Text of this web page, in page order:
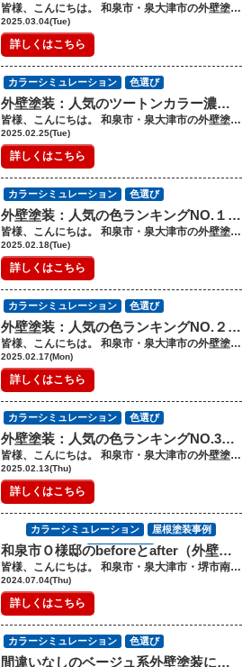
皆様、こんにちは。 和泉市・泉大津市の外壁塗装・屋根塗装工事のロードリバースです(^^♪ 今回は、人気のツートンカラー ホワイトとダークグレーの組み合わせについてです。 このツートンカラーは、長く非常に人気が高く、 個性的でスタイリッシュな外観を作り出すことができるため 多くの注文住宅や塗装を検討している方々に選ばれています。 なぜホワイトとダークグレーの組み合わせが選ばれているのか、 そしてホワイトとダークグレーを組み合わせた 外壁塗装のメリット・デメリットについて詳しくご紹介します。 ホワイトとダークグレーのツートンカラーが自宅にどのような影響を与えるのか、 色選びのポイントが分かり、実際に塗装を検討している方は 参考にしてみてください。 外壁塗装のホワイトとダークグレーのツートンカラーについて ～なぜ選ばれるのか～ ホワイトとダークグレーのツートンカラーの流行について 近年、外壁塗装のデザインにおいてツートンカラーが注目されています。 その中でも、ホワイトとダークグレーの組み合わせは、 特に人気を集めているカラーリングの一つです。 このツートンカラーは、シンプルでありながら洗練された印象を与えるため、 多くの現代的な住宅に適しています。 ホワイトは清潔感と明るさを、ダークグレーは落ち着きと高級感を演出するため、 この2色の相性が非常に良いとされています。 さらに、ホワイトとダークグレーのツートンカラーは、 周囲の自然環境や都市の景観にも調和しやすいです。 そのため、都市部でも郊外でも幅広く選ばれているデザインです。 ホワイトとダークグレーのツートンカラーが選ばれる理由 ホワイトとダークグレーのツートンカラーが選ばれる理由は、 単に色の組み合わせの美しさだけではありません。 実際に多くの方がこのデザインを選んでいる背景には、いくつかの利点があります。 視覚的なアクセント ホワイトとダークグレーのコントラストが強いことで、 外観に強いアクセントを与えることができます。 家の外観を引き締め、デザイン性を高めることが可能です。 耐久性と機能性 ダークグレーは、苔や藻、排気ガスなどの汚れが目立ちにくい特徴があり、 ホワイトとの組み合わせによって、見た目の美しさだけでなく、 耐久性もアップします。 現代的なスタイル モダンで洗練された印象を与えるため、 新築やリフォームにおいて非常に人気の高い選択肢です。 特にシンプルでモダンなデザインを求める家庭に支持されています。 外壁塗装ホワイトとダークグレーのツートンカラーの ～メリットとデメリット～ メリット スタイリッシュでモダンな外観 ホワイトとダークグレーのツートンカラーは、 家全体をシャープでクールな印象に仕上げます。 特に、シンプルで洗練されたデザインが好まれる現代の住宅にはぴったりです。 汚れが目立ちにくい ダークグレーは、汚れや傷が目立ちにくい特徴があり、 特に外壁の下部に使用することで、長期間清潔感を保ちやすくなります。 個性を引き出す ホワイトとダークグレーをうまく組み合わせることで、 他の家とは一味違ったオリジナリティを出すことができます。 周囲と差別化を図るために有効です。 デメリット 汚れやすい場合もある 特に湿気の多い地域や埃が多い場所では、 ホワイト部分が苔や藻などで汚れやすくなる可能性があります。 そのため、汚れやすい場所には、ダークグレーを配置しましょう。 色の選定による好みの違い 一部の方々には、ダークグレーの暗いトーンが重たく感じられることもあります。 特に日照が少ない地域では、家全体が暗く見える場合があるため、注意が必要です。 その場合は、なるべく白を多く使用し、ダークグレーをポイントカラーとして 使用しましょう。 外壁塗装のホワイトとダークグレーのツートンカラー の気をつける点 色のトーンバランスを考慮 ホワイトとダークグレーを使用する際は、両者のバランスが非常に重要です。 ダークグレーを多く使いすぎると、重厚感が出すぎてしまうため、 ホワイト部分をうまく配置することで明るさと軽さを保つことが大切です。 周囲の景観に配慮 ツートンカラーの外壁が周囲の家との調和を取るために、 近隣の住宅のデザインや街並みに合った配色を選ぶようにしましょう。 過度に目立ちすぎる色使いは、地域の景観に影響を与える可能性があります。 定期的なメンテナンスが必要 ホワイトは、苔や藻が汚れが目立ちやすく ダークグレーは、砂埃や黄砂などの汚れが目立ちます。 そのため、外壁塗装のメンテナンスを定期的に行う必要があります。 塗装が色褪せたり汚れたりしないように、 数年ごとに手入れをすることをお勧めします。 ホワイトとダークグレーのツートンカラーのおすすめの家 ホワイトとダークグレーのツートンカラーは、 シンプルでありながら洗練された印象を与えるため、様々なタイプの家に適しています。 具体的にどのような家におすすめなのかをいくつかの例でご紹介します。 モダンでスタイリッシュな家 ホワイトとダークグレーのツートンカラーは、シンプルでありながら、 都会的で現代的なデザインにぴったりです。 特に、直線的でシャープなデザインの家に最適です。 大きな窓を多く取り入れた家や、平屋の住宅、スッキリとした外観の家に施すことで、 シンプルながらも洗練された印象になります。 おすすめの特徴 シンプルな外観 モダンなデザイン 大きな窓やフラットな屋根が特徴的 シンプルで落ち着いた家 ホワイトとダークグレーのツートンカラーは、シンプルでありながらも落ち着きがあり 静かな印象を与えます。 特に、シンプルでミニマルなデザインを求めている方におすすめです。 ダークグレーを下部に配置することで、重厚感を持ちながらも、 上部のホワイトが明るさを引き立てます。 この配色は、忙しない印象を与えず、穏やかで安定感のある家づくりにぴったりです。 おすすめの特徴 シンプルで控えめなデザイン 落ち着いた雰囲気 空間に余裕を持たせるデザイン 自然素材との調和を大切にした家 外壁のホワイトとダークグレーのツートンカラーは、 木材や石材などの自然素材との相性も非常に良いです。 例えば、ウッドデッキや木製のアクセントが施された外観と合わせると、 モダンでありながら温かみのある印象に仕上がります。 ダークグレーは石材やレンガといった自然素材と調和し、 全体的にバランスの取れた外観を作り出します。 おすすめの特徴 自然素材（木材・石材）を多く使ったデザイン 温かみを感じさせる外観 ナチュラルなエレガントさを求める家 インダストリアルデザインの家 インダストリアルデザインにおいても、 ホワイトとダークグレーのツートンカラーは非常に適しています。 ダークグレーが金属やコンクリートのような素材感と調和し、 ホワイトが空間を広く明るく感じさせます。 インダストリアルスタイルの家では、 工業的な要素とこのツートンカラーを組み合わせることで、 モダンで力強い印象を与えることができます。 おすすめの特徴 金属やコンクリートなどの素材を使ったデザイン 強い印象を持ちながらも洗練された外観 都市的なライフスタイルにマッチするデザイン 5. 高級感を求める家 ダークグレーは落ち着きがあり、高級感を感じさせる色です。 ホワイトと組み合わせることで、より洗練された印象を与えるため、 セレブ感や上品さを演出したい家にぴったりです。 特に、豪邸や広めの家にこの配色を採用すると、 外観全体が非常に高級感のあるものになります。 おすすめの特徴 高級感を演出したい 落ち着きのあるシックな印象 広い敷地や大きな家にぴったり まとめ ホワイトとダークグレーのツートンカラーは、どんな家にも合わせやすい魅力的な配色ですが、 特にモダン、シンプル、自然素材を取り入れたデザイン、 そしてインダストリアルスタイルや高級感を求める住宅におすすめです。 色のバランスや使用する素材に工夫を加えることで、 より個性豊かな外観を作り上げることができます。 まとめ ホワイトとダークグレーのツートンカラーは、 スタイリッシュで現代的な外観を実現し、多くの住宅にぴったりな選択肢です。 しかし、色選びや配置に工夫が必要なため、慎重にデザインを決定することが重要です。 また、定期的なメンテナンスを行うことで、長く美しい状態を保つことができます。 屋根塗装・外壁塗装では、少し聞きなれない用語が出てきたり、難しい用語に 不安になることがあるかもしれませんが、 ロードリバースでは、 お客様にわかりやすく写真などを使いお伝えしております。 わからないこと、不安に思うこと、質問など お気軽にお問合せ、ご相談ください。 ご相談や見積依頼、ご不明点をお聞きしたい方はお気軽にお電話ください。 ショールーム電話番号：0120-46-1470 ------------------------------------------------------------------------------ ショールームへの来店が難しいお客様には、 メールや電話、FAXなどで、対応しておりますので、 お気軽にその旨をお伝えください。 ★ロードリバースでは和泉市に外壁塗装・屋根塗装に関して気軽に相談ができる 《ショールーム》を完備しております★ ショールームはコチラをクリック！ ★HPでは外壁塗装・屋根塗装の豊富な施工事例を紹介しています★ 施工事例はコチラをクリック！ ★「無料」で外壁・屋根診断・見積作成をさせて頂きます！★ 屋根・外壁診断はコチラをクリック！ ★「無料」ご相談・診断～見積作成をさせて頂きます！★ お問い合わせはコチラをクリック！
2025.03.04(Tue)
詳しくはこちら
外壁塗装：人気のツートンカラー濃い色と濃い色
皆様、こんにちは。 和泉市・泉大津市の外壁塗装・屋根塗装工事のロードリバースです(^^♪ 今回は、人気のツートンカラー濃い色と濃い色の組み合わせについてです。 近年、濃い色への塗替えが増え、また新築物件でも多く見られています。 また、ワンカラーだけなく濃い色の組み合わせが多くなっています。 外壁塗装を検討されている方の中で、「濃い色と濃い色のツートンカラー」という 選択肢を考えたことがある方もいらっしゃるのではないでしょうか？ なぜ濃い色と濃い色のツートンカラーが人気を集めているのか、 そのメリットやデメリット、注意すべき点についてご紹介します。 外壁塗装の濃い色と濃い色のツートンカラーについて～なぜ選ばれるのか～ 濃い色と濃い色の流行について 近年、外壁塗装において濃い色やダークカラーの使用が増えてきています。 特に、濃い色を2色組み合わせたツートンカラーが人気を集めています。 その理由としては、まず外観の美しさが挙げられます。 濃い色同士のツートンカラーは、家のシンプルで洗練された印象を与えることができます。 さらに、濃い色は深みや立体感を演出し、モダンで落ち着いた雰囲気に仕上がるため、 デザイン性が重視される現代の住宅にぴったりです。 また、濃い色は、排気ガスの汚れや苔や藻が目立ちにくく、 長期間美しい外観を保ちやすいという実用面でも注目されています。 特に都市部や道路に面した住宅では、汚れが付きにくいという点が大きな魅力です。 濃い色と濃い色のツートンカラーが選ばれる理由 濃い色と濃い色を組み合わせたツートンカラーが選ばれる理由には、 いくつかのポイントがあります。 まず第一に、ツートンカラーは視覚的なアクセントを与えることができ、 家の外観を一層印象的にするためです。 例えば、ダークグレーとブラック、またはネイビーとチャコールグレーなど、 互いに異なる濃度の色を組み合わせることで、立体感や深みが増します。 さらに、濃い色は高級感や落ち着きを与えるため、 どっしりとした重厚感を出したいという方にも最適です。 また、濃い色の組み合わせは外壁が広く感じられるため、大きな家や広い敷地に適しています。 外壁塗装濃い色と濃い色のツートンカラーの～メリットとデメリット～ メリット 高級感のある外観 濃い色同士のツートンカラーは、非常に高級感を感じさせます。 落ち着きのある色合いが、家全体をシックで洗練された印象に仕上げます。 特に、モダンでスタイリッシュな家に最適です。 汚れに強い 濃い色は、明るい色に比べて汚れが目立ちにくいため、 メンテナンスの手間が減るというメリットがあります。 特に都会や車通りの多い地域に住んでいる方にはぴったりです。 個性的で目を引く外観 ツートンカラーは単一の色よりも目を引き、家の外観に個性を持たせることができます。 デザインにこだわりたい方にとって、ツートンカラーは理想的な選択です。 デメリット 色の選定が難しい 濃い色と濃い色を組み合わせる際、色のバランスを取るのが難しい場合があります。 色のトーンや濃さが似すぎてしまうと、 全体的に暗くなりすぎて圧迫感を与えることがあります。 汚れや傷が目立ちやすい 濃い色は、排気ガスや苔・藻などの汚れが目立ちにくい反面、 砂埃や黄砂などの汚れが目立ちます。 傷やひび割れは逆に目立ちやすくなる場合があります。 特に塗装面に傷が入ると、その部分が目立ってしまうため、 傷を修復する際には注意が必要です。 色あせの問題 長期間太陽に晒されると、色あせが生じることがあります。 特に東側や南側に面した外壁では、日焼けによる色褪せが見られることがあるため、 定期的なメンテナンスが必要です。 色あせが生じると白ぽい外壁よりも目立ちます。 外壁塗装の濃い色と濃い色のツートンカラーの気をつける点 色の組み合わせを慎重に選ぶ 濃い色同士を組み合わせる場合、色のトーンやバランスを考慮することが大切です。 適切な色の組み合わせでないと、 家全体が重く見えてしまう可能性があるため、 カラーシミュレーションで見ながら慎重に選びましょう。 周囲の環境に調和させる 外壁の色選びは、家自体のデザインや周囲の環境との調和も大切です。 町並みの中で浮かないように、地域の特色を考えた色選びを心掛けましょう。 定期的なメンテナンスが必要 濃い色は、色のついた汚れに強い反面、色あせや傷が目立つことがあります。 定期的にメンテナンスを行い、傷や色あせを防ぐための塗装を実施することが大切です。 濃い色と濃い色のツートンカラーがおすすめの家 外壁塗装で、濃い色と濃い色のツートンカラーが合う家には、 いくつかの特徴があります。 モダンでシンプルなデザインの家 濃い色同士を使ったツートンカラーは、シンプルで洗練されたデザインの家にぴったりです。 モダンな建築様式の家では、余計な装飾が少なく、 外壁のカラーが重要な役割を果たします。 例えば、シンプルな直線を多用したデザインや、すっきりとした外観の家には、 濃い色と濃い色を組み合わせることで、よりスタイリッシュで高級感を演出できます。 広い敷地や大きな家 ツートンカラーの濃い色は、広い外壁に対して存在感を出すのに最適です。 特に、敷地が広く、家の外壁面積が大きい場合、 濃い色同士を組み合わせることで家全体が重厚感を持ち、 バランスが取れた印象を与えることができます。 逆に、狭い敷地や小さな家では、 濃い色が圧迫感を与えてしまうことがあるため、注意が必要です。 高級感や重厚感を求める家 濃い色を2色組み合わせることで、家の外観に高級感や重厚感を持たせることができます。 特に、大きな窓や立派な玄関、モダンな外観を求める方には、 ツートンカラーの濃い色が理想的です。 ブラック、チャコールグレー、ダークブルーなどのダークトーンを使うと、 洗練された印象が強調され、特別な雰囲気を作り出せます。 周囲の景観と調和させたい家 濃い色のツートンカラーは、周囲の環境や景観に調和しやすい特徴があります。 例えば、自然に囲まれた場所に建つ家や、 周囲に高い建物が少ない住宅地では、 濃い色を使うことで家が自然と調和し、引き立ちます。 逆に、周囲に明るい色が多い場所では、 濃い色が目立ちすぎて浮いてしまうこともあるため、 周辺環境と合わせた色選びが重要です。 個性的なデザインを求める家 外観に個性を出したいと考える方にも、濃い色と濃い色のツートンカラーは最適です。 例えば、家の一部にアクセントとしてダークグレーを使用し、 他の部分にブラックを使うといったように、 複数の濃い色を組み合わせることでユニークで印象的な外観に仕上がります。 まとめ 外壁塗装における濃い色と濃い色のツートンカラーは、シックで洗練された印象を与え、 高級感を演出する非常に魅力的な選択肢です。 汚れに強く、耐久性が高い点でも実用的ですが、 色の組み合わせやメンテナンスには注意が必要です。 濃い色を選ばれる場合は、デメリットに配慮した塗料を選ぶようにしましょう。 屋根塗装・外壁塗装では、少し聞きなれない用語が出てきたり、難しい用語に 不安になることがあるかもしれませんが、 ロードリバースでは、 お客様にわかりやすく写真などを使いお伝えしております。 わからないこと、不安に思うこと、質問など お気軽にお問合せ、ご相談ください。 ご相談や見積依頼、ご不明点をお聞きしたい方はお気軽にお電話ください。 ショールーム電話番号：0120-46-1470 ------------------------------------------------------------------------------ ショールームへの来店が難しいお客様には、 メールや電話、FAXなどで、対応しておりますので、 お気軽にその旨をお伝えください。 ★ロードリバースでは和泉市に外壁塗装・屋根塗装に関して気軽に相談ができる 《ショールーム》を完備しております★ ショールームはコチラをクリック！ ★HPでは外壁塗装・屋根塗装の豊富な施工事例を紹介しています★ 施工事例はコチラをクリック！ ★「無料」で外壁・屋根診断・見積作成をさせて頂きます！★ 屋根・外壁診断はコチラをクリック！ ★「無料」ご相談・診断～見積作成をさせて頂きます！★ お問い合わせはコチラをクリック！
2025.02.25(Tue)
詳しくはこちら
カラーシミュレーション 色選び
外壁塗装：人気の色ランキングNO.１アイボリー（ロードリバース集計）
皆様、こんにちは。 和泉市・泉大津市の外壁塗装・屋根塗装工事のロードリバースです(^^♪ 今回は、昨年２０２４年度一年間の 人気の色ランキングNO.１アイボリーについてです。 2024年度、ロードリバースで施工しました物件を集計し、 色のランキングを出してみました。 今回は、ベスト１のアイボリーです。 （ブログでベスト２。３も書いておりますので ご興味のある方は、ぜひ、お読みください。） 集計を取ってみると、一昨年２０２３年は、３位 ２０２４年は１位となりました。 アイボリーは、明るい場所で見ると、白に見えますが 温かさ、優しさを感じる色で、安心感がありますね。 外壁塗装における「アイボリー」は、流行に左右されない人気のある色のひとつです。 なぜアイボリーが選ばれるのでしょうか？ アイボリーとホワイトの違いについて アイボリーとホワイトは、見た目が非常に似ているため、 選ぶ際に悩んでしまうことがあります。 しかし、この二つには大きな違いがあります。 アイボリーは、ホワイトにほんのりと暖かみのある黄色やベージュを加えた色です。 これに対し、ホワイトは真っ白でクリーンな印象を与えます。 アイボリーの温かみのあるトーンは、周囲の環境と調和しやすく、 特に自然素材や木材を多く使用した外観に合うため、落ち着いた印象を与えます。 アイボリーが選ばれた理由は？ アイボリーが外壁塗装で人気を集める理由は、まずその「汎用性」と「上品さ」にあります。 アイボリーは、どんな外装にも調和しやすく、家全体に優しさを感じさせる色です。 例えば、洋風なデザインの家や、モダンな外観の家にも適しています。 また、白よりも汚れが目立ちにくいため、メンテナンスが楽という点も人気の理由です。 さらに、アイボリーは明るく清潔感があり、 家全体に開放的で温かみのある雰囲気を作り出すため、 住む人にとって居心地の良さを感じさせます。 優れた調和性 アイボリーは、他の色と非常に相性が良い色です。 外壁だけでなく、屋根、ドア、窓枠などの部分とも自然に調和します。 木材やレンガ、石などの素材とも相性が良く、 ナチュラルで温かみのある印象を与えます。 また、周りの風景や近隣の住宅とも調和しやすく、どんな環境にも溶け込むため、 色選びで失敗することが少ないです。 汚れに強い 白色に近いホワイト系統の色は汚れが目立ちやすいですが、 アイボリーはその優しいトーンが特徴的で、多少の汚れが目立ちにくいという利点があります。 特に、都市部や交通量の多いエリアでは、ホワイト系の外壁塗装が汚れやすく、 頻繁なメンテナンスが必要となることがありますが、アイボリーはそれを軽減するため、 手間を減らすことができます。 洗練された上品な印象 アイボリーは、白よりも少し落ち着きのある色で、 派手さを抑えながらもエレガントさを引き立てます。 シンプルでありながら高級感や上品さを感じさせるため、 特に戸建て住宅や高級感を求める住宅に適しています。 アイボリーはモダンなデザインにも合いますし、 クラシックなデザインにも馴染みやすいので、長い目で見ても飽きが来ません。 温かみと清潔感のバランス アイボリーはホワイトよりもほんのりと温かみを感じさせる色合いですが、 それでも清潔感は失いません。 このバランスの取れた色味が、住む人にとって心地よい居住空間を作り出し、 家全体に落ち着いた雰囲気をもたらします。 多様なデザインに対応可能 アイボリーは、どんなデザインスタイルにも適応できる柔軟性を持っています。 例えば、和風や洋風、シンプルなモダンデザイン、 クラシックなヴィンテージ風の家など、 どんなタイプの家にも違和感なく溶け込むことができます。 また、他の色（アクセントカラー）との組み合わせもしやすいため、 家の外観に個性を出しつつも落ち着きがあり、 周囲に馴染むデザインを作り出すことができます。 地域性に合った色 日本では、アイボリーが多くの地域に適していると考えられています。 特に自然の多い場所や、和風のデザインが主流なエリアでは、 アイボリーの色調が地域の風景に溶け込むため、選ばれやすい色です。 アイボリーは、自然光や緑の景観とも調和し、周囲との一体感を高める効果があります。 外壁のアイボリー～メリットとデメリット～ メリット 美しい調和を生む アイボリーは、木材やレンガなど自然素材との相性が良く、 特に日本の住宅にはぴったりの色です。 ほかの色と合わせてもケンカすることなく、柔らかい印象を与えてくれます。 汚れに強い 白い外壁は汚れが目立ちやすいですが、アイボリーは白よりもやや落ち着いた色調なので、 多少の汚れは目立ちにくいです。 特に湿気が多い地域では、長期間綺麗な外観を保ちやすくなります。 温かみのある雰囲気 アイボリーは温かみがあり、家に帰るたびにホッとするような安心感を与えます。 周囲の自然や街並みにも溶け込みやすく、 シンプルでありながらエレガントさを演出できます。 デメリット 色がやや暗く感じることがある アイボリーはホワイトに比べて少し色味が強いため、 特に日差しが強い地域ではやや暗く感じる場合があります。 家の外観を明るく保ちたい場合は、ホワイトの方が適しているかもしれません。 施工後に色が変わる可能性がある アイボリーの塗装は、時間が経つにつれて変色しやすい可能性があります。 特に紫外線や湿気の影響を受けるため、色あせが早く進むことがあります。 長期的なメンテナンスが必要になる点も注意が必要です。 （紫外線に強い塗料を選ぶことで、色あせを止めることができます） 外壁塗装のアイボリーの気をつける点 アイボリーを外壁塗装に選ぶ際には、いくつか気をつけるべき点があります。 近隣環境との調和 アイボリーは非常に柔らかな色なので、周囲の建物や自然との調和を考慮することが大切です。 特に地域の景観や隣家とのバランスを意識して色選びを行うと良いでしょう。 メンテナンスの必要性 アイボリーはホワイトよりは汚れが目立ちにくいとはいえ、 完全に汚れを防ぐことはできません。 外壁塗装後も、定期的な清掃や塗装の塗り直しが必要になります。 汚れが目立たないとはいえ、長期間美しい外観を保つためには、 メンテナンスを怠らないようにしましょう。 まとめ アイボリーは、外壁塗装として非常に魅力的な色です。 温かみのあるトーンで、自然素材とも調和しやすく、汚れに強く、居心地の良い印象を与えます。 しかし、色が寂しく感じることがあったり、 長期間のメンテナンスが必要になる点も考慮する必要があります お色選びは、カラーシミュレーションでしっかりと選んでいただく時間がありますので 安心してお任せください。 屋根塗装・外壁塗装では、少し聞きなれない用語が出てきたり、難しい用語に 不安になることがあるかもしれませんが、 ロードリバースでは、 お客様にわかりやすく写真などを使いお伝えしております。 わからないこと、不安に思うこと、質問など お気軽にお問合せ、ご相談ください。 ご相談や見積依頼、ご不明点をお聞きしたい方はお気軽にお電話ください。 ショールーム電話番号：0120-46-1470 ------------------------------------------------------------------------------ ショールームへの来店が難しいお客様には、 メールや電話、FAXなどで、対応しておりますので、 お気軽にその旨をお伝えください。 ★ロードリバースでは和泉市に外壁塗装・屋根塗装に関して気軽に相談ができる 《ショールーム》を完備しております★ ショールームはコチラをクリック！ ★HPでは外壁塗装・屋根塗装の豊富な施工事例を紹介しています★ 施工事例はコチラをクリック！ ★「無料」で外壁・屋根診断・見積作成をさせて頂きます！★ 屋根・外壁診断はコチラをクリック！ ★「無料」ご相談・診断～見積作成をさせて頂きます！★ お問い合わせはコチラをクリック！
2025.02.18(Tue)
詳しくはこちら
カラーシミュレーション 色選び
外壁塗装：人気の色ランキングNO.２ダークグレー（ロードリバース集計）【和泉市・泉大津市】
皆様、こんにちは。 和泉市・泉大津市の外壁塗装・屋根塗装工事のロードリバースです(^^♪ 今回は、昨年２０２４年度一年間の 人気の色ランキングNo.２ダークグレーについてです。 2024年度、ロードリバースで施工しました物件を集計し、 色のランキングを出してみました。 今回は、ベスト２のダークグレーです。 （ブログでベスト１と書く予定でおりますので、 ご興味のある方は、お待ちください。ベスト３のベージュは⇒★） 集計を取ってみると、一昨年２０２３年も２位 ２０２４年も2位となりました。 近年、特に注目されているのが「ダークグレー」です。 ダークグレーは、高級感がありながらもシンプルでモダンな印象を与えるため、 多くの住宅で人気を集めています。 選ばれる理由やそのメリット、デメリット、さらに注意点まで詳しく解説していきます。 外壁塗装における「ダークグレー」は、最近非常に人気のある色のひとつです。 なぜダークグレーが選ばれるのでしょうか？ ダークグレーの種類について ダークグレーは一口に言っても、さまざまなトーンや色味があります。 クールダークグレー 青みがかかったダークグレー。 冷たい印象を与え、モダンで都会的な雰囲気を演出します。 ウォームダークグレー 赤み・黄みがかかったダークグレー。 温かみがあり、落ち着いた印象を与え、住宅に優しさを感じさせます。 ダークグレーが選ばれた理由は？ ダークグレーが外壁塗装で選ばれる理由は、以下のポイントに集約されます。 ダークグレーが選ばれ始めた頃は、比較的若い年齢層に人気でしたが 最近では、老若男女問わず人気になっています。 高級感とシンプルさの両立 ダークグレーは、シンプルでありながら高級感を持っています。 上品で落ち着いた印象を与え、住宅の価値を引き上げます。 汚れが目立ちにくい ダークグレーは色が濃いため、工場の煙や排気ガスなどの汚れが目立ちにくいです。 特に都市部に住んでいる方には嬉しいポイントです。 他の色との相性が良い ダークグレーは、白や木材、ガラスなど、さまざまな素材や色との相性が良く、 モダンな雰囲気を作り出します。 耐久性の向上 ダークグレーは色褪せにくいため、外壁の美しさを長期間保つことができます。 外壁のダークグレー～メリットとデメリット～ メリット 高級感と落ち着いた雰囲気 ダークグレーは、住宅に高級感を与え、シンプルで落ち着いた印象を作り出します。 都会的な住宅にぴったりです。 汚れに強い 色が濃いことから、雨だれや工場の煙などの汚れが目立ちにくく 外壁を美しく保つことができます。 耐久性が高い ダークグレーは、紫外線や風雨に強いものが多く、 長期間美しい外観を維持できるため、メンテナンスの手間も減ります。 他の色との調和 ダークグレーは他の色と合わせやすく、モダンでおしゃれなデザインに仕上げやすいです。 デメリット 色褪せのリスク 紫外線に弱い場合、特に赤みが強いダークグレーは時間が経つと色褪せしやすいこともあります。 この点は塗料選びでカバーできます。（紫外線に強い塗料を選びましょう） 暗く見えることがある ダークグレーは、昼間の光でも少し暗い印象を与えるため、 外観が全体的に重たい印象になることがあります。 周囲の環境との調和を考慮することが大切です。 白いに近い汚れが目立ちやすい ダークグレーは、鳥の糞や砂埃・黄砂などの白に近い汚れが目立ちやすいです。 塗装前に鳥の糞の汚れが気になる方には、おすすめできません。 砂埃や黄砂の汚れは、親水性の高い塗料を選ぶと気になることは、あまりないでしょう。 防犯に注意が必要になることも 暗くなることで、隣との影ができます。そのため死角になりやすくく 侵入しても周囲から気づかれにくいことがあります。 外壁塗装のダークグレーの気をつける点 ダークグレーを外壁塗装に使用する際には、いくつか気をつけるべきポイントがあります。 これらの点を押さえておくと、より長持ちする美しい外壁が実現できます。 選ぶ塗料の種類 ダークグレーは紫外線や汚れが目立ちにくいという利点がありますが、 塗料の種類によっては色褪せが早い場合もあります。 高耐久性の塗料を選ぶことが重要です。 周囲の環境との調和 ダークグレーは重厚感があるため、周囲の建物や自然との調和を考慮する必要があります。 周囲の色調と合わせることで、バランスの取れた美しい外観を作ることができます。 メンテナンスの必要性 ダークグレーは長期間綺麗な状態を保ちますが、定期的なメンテナンスが重要です。 特に、細かなひび割れなどは早期に対処し、塗装の劣化を防ぐことが大切です。 まとめ ダークグレーは、外壁塗装において非常に人気のある色であり、 モダンで高級感のある外観を作り出します。 その魅力的な色合いには、汚れに強い、長持ちするなどのメリットがある一方で、 暗く見えること・汚れが目立ちやすいなどのデメリットも存在します。 選ぶ塗料やメンテナンスに気を使いながら、周囲との調和を考慮することで、 ダークグレーの外壁は長く美しく保つことができます。 お色選びは、カラーシミュレーションでしっかりと選んでいただく時間がありますので 安心してお任せください。 屋根塗装・外壁塗装では、少し聞きなれない用語が出てきたり、難しい用語に 不安になることがあるかもしれませんが、 ロードリバースでは、 お客様にわかりやすく写真などを使いお伝えしております。 わからないこと、不安に思うこと、質問など お気軽にお問合せ、ご相談ください。 ご相談や見積依頼、ご不明点をお聞きしたい方はお気軽にお電話ください。 ショールーム電話番号：0120-46-1470 ------------------------------------------------------------------------------ ショールームへの来店が難しいお客様には、 メールや電話、FAXなどで、対応しておりますので、 お気軽にその旨をお伝えください。 ★ロードリバースでは和泉市に外壁塗装・屋根塗装に関して気軽に相談ができる 《ショールーム》を完備しております★ ショールームはコチラをクリック！ ★HPでは外壁塗装・屋根塗装の豊富な施工事例を紹介しています★ 施工事例はコチラをクリック！ ★「無料」で外壁・屋根診断・見積作成をさせて頂きます！★ 屋根・外壁診断はコチラをクリック！ ★「無料」ご相談・診断～見積作成をさせて頂きます！★ お問い合わせはコチラをクリック！
2025.02.17(Mon)
詳しくはこちら
カラーシミュレーション 色選び
外壁塗装：人気の色ランキングNO.3ベージュ（ロードリバース集計）【和泉市・泉大津市】
皆様、こんにちは。 和泉市・泉大津市の外壁塗装・屋根塗装工事のロードリバースです(^^♪ 今回は、昨年２０２４年度一年間の人気の色ランキングNo.3ベージュについてです。 2024年度、ロードリバースで施工しました物件を集計し、 色のランキングを出してみました。 今回は、ベスト３のベージュです。 （ブログで、ベスト２，ベスト１と書く予定でおりますので、 ご興味のある方は、お待ちください。） 集計を取ってみると、一昨年２０２３年と比べてみると ベージュは、1位から3位になりました。 ベージュの種類について 外壁塗装の「ベージュ」と一口に言っても、その種類はさまざまです。 例えば、暖かみのある柔らかい印象を与える「ライトベージュ」や、 少し落ち着きのある「ダークベージュ」などがあります。また、ベージュの中でも微妙に異なる色合い （ピンクベージュ、グレーがかったベージュなど）によって、 家の雰囲気や外観が大きく変わることがあります。 そのため、自分の家にぴったりなベージュを選ぶことが重要です。 2024年は、グレーに近いライトベージュに人気が集まりました。 グレーに近いライトベージュは、落ち着いた雰囲気を好まれる方に人気です。 また、和風形状のお客様には、ピンクが少しかかったライトベージュが 人気です。 ベージュが選ばれた理由は？ ベージュが選ばれる理由は、何と言ってもその「親しみやすさ」と「安定感」にあります。 温かみがあり、どんな家にも馴染みやすいため、近所との調和もとりやすいです。 また、ベージュは汚れが目立ちにくく、 メンテナンスの手間を減らすことができる点も大きな魅力です。 さらに、ベージュは他の色との相性も良いため、屋根やドア、窓枠などとの組み合わせで、 上品で落ち着いた印象を作ることができます。 ベージュは、そのような理由から 流行に左右されることなく非常に人気が高い外壁塗装の色となっています。 外壁塗装のベージュ～メリットとデメリット～ メリット： 落ち着いた雰囲気を演出できる ベージュは、落ち着きのある色で、家全体に安定感を与えます。 周りの自然環境とも調和しやすく、どんなライフスタイルにも適しています。 汚れが目立ちにくい ベージュは、白などの明るい色に比べて汚れが目立ちにくい特徴があります。 特に、雨風で外壁に付いた汚れやほこりが目立ちにくいため、 長期間美しい外観を保つことができます。 リフォームにも最適 外壁塗装を新しくするとき、家全体の印象を大きく変えるのは大きな決断ですが、 ベージュはどんなデザインにも合いやすいため、リフォーム時に選ばれることが多いです。 住宅の資産価値を保つ あまり奇抜な色にすると、その後の売却時に好まれないこともありますが、 ベージュは一般的に多くの人々に好まれ、資産価値を損なうことなく外観を保てる色です。 デメリット： 個性が出にくい ベージュは非常に無難な色であるため、他の色と比べて個性的な印象が少ないかもしれません。 他のカラーよりも目立つことは少ないため、 デザインにインパクトを求める方には物足りなさを感じることもあります。 紫外線による色褪せ ベージュは、特に日光にさらされると色褪せしやすい傾向にあります。 紫外線により、色が薄くなる場合があるため、 定期的なメンテナンスが必要です。 カラーバリエーションに限界がある ベージュは幅広い色合いがありますが、 その中で個性を出すのはやや難しい場合もあります。 他の色に比べて、冒険するには少し難しい選択かもしれません。 外壁塗装のベージュの気をつける点 色選びに慎重になる ベージュは同じ色名でも、製品によって微妙に色合いが異なります。 お店で見た色が実際に外壁に塗ると、印象が異なることがありますので、 塗料を選ぶ際には、カラーシミュレーションで確認しておくと良いでしょう。 定期的なメンテナンスが必要 ベージュは色褪せや汚れが目立ちにくいものの、 紫外線や雨風によっては色が少しずつ変化することがあります。 周囲の環境との調和を意識する ベージュは非常に馴染みやすい色ですが、 近隣の家の外壁や景観とのバランスを考慮しながら色を選ぶことが大切です。 例えば、周りが緑の多い場所では、少し黄味の強いベージュを選ぶことで、 調和がとれた美しい外観になります。 まとめ ベージュの外壁塗装は、その落ち着いた雰囲気や汚れが目立ちにくい特徴など、 非常に多くのメリットがあります。 ただし、個性を求める方や色褪せが気になる方にとっては、デメリットも存在します。 ベージュはほかの色とも組み合わせやすく、 住宅の外観を長期間美しく保つためには非常におすすめの色です。 家の外壁塗装を選ぶ際には、自分のライフスタイルや家の立地を考慮して、 最適なベージュを選ぶことをお勧めします。 お色選びは、カラーシミュレーションでしっかりと選んでいただく時間がありますので 安心してお任せください。 屋根塗装・外壁塗装では、少し聞きなれない用語が出てきたり、難しい用語に 不安になることがあるかもしれませんが、 ロードリバースでは、 お客様にわかりやすく写真などを使いお伝えしております。 わからないこと、不安に思うこと、質問など お気軽にお問合せ、ご相談ください。 ご相談や見積依頼、ご不明点をお聞きしたい方はお気軽にお電話ください。 ショールーム電話番号：0120-46-1470 ------------------------------------------------------------------------------ ショールームへの来店が難しいお客様には、 メールや電話、FAXなどで、対応しておりますので、 お気軽にその旨をお伝えください。 ★ロードリバースでは和泉市に外壁塗装・屋根塗装に関して気軽に相談ができる 《ショールーム》を完備しております★ ショールームはコチラをクリック！ ★HPでは外壁塗装・屋根塗装の豊富な施工事例を紹介しています★ 施工事例はコチラをクリック！ ★「無料」で外壁・屋根診断・見積作成をさせて頂きます！★ 屋根・外壁診断はコチラをクリック！ ★「無料」ご相談・診断～見積作成をさせて頂きます！★ お問い合わせはコチラをクリック！
2025.02.13(Thu)
詳しくはこちら
カラーシミュレーション 色選び
和泉市Ｏ様邸のbeforeとafter（外壁塗装・屋根塗装）
皆様、こんにちは。 和泉市・泉大津市・堺市南区の外壁塗装・屋根塗装工事のロードリバースです(^^♪ 和泉市Ｏ様邸の外壁塗装・屋根塗装の施工が完了しました。 外壁は、優しい雰囲気のアイボリーから クールな雰囲気のダークグレーに仕上がりました。 施工前と施工後を写真で比べてみましょう
2024.07.04(Thu)
詳しくはこちら
カラーシミュレーション
屋根塗装事例
外壁塗装事例
間違いなしのベージュ系外壁塗装について【和泉市・泉大津市】
カラーシミュレーション 色選び